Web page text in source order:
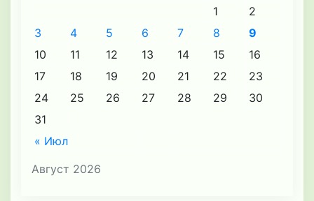
Август 2026
« Июл
1
2
3
4 5 6 7 8
9
10
11 12 13 14 15
16
17
18 19 20 21 22
23
24
25 26 27 28 29
30
31